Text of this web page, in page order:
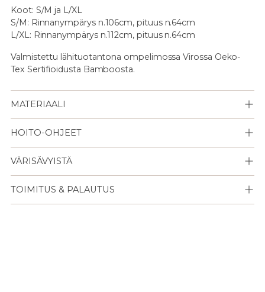
Koot: S/M ja L/XL
S/M: Rinnanympärys n.106cm, pituus n.64cm
L/XL: Rinnanympärys n.112cm, pituus n.64cm
Valmistettu lähituotantona ompelimossa Virossa Oeko-
Tex Sertifioidusta Bamboosta.
MATERIAALI
HOITO-OHJEET
VÄRISÄVYISTÄ
TOIMITUS & PALAUTUS